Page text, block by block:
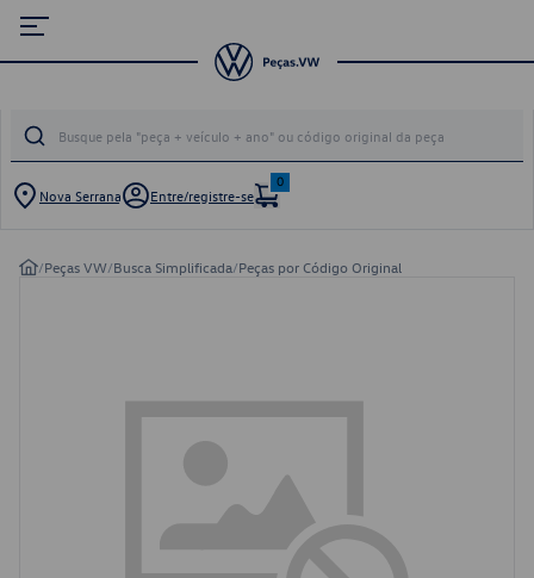
Nova Serrana Entre/registre-se
0
/Peças VW/Busca Simplificada/Peças por Código Original